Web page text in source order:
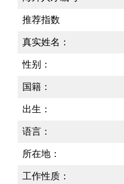
推荐指数
真实姓名：
性别：
国籍：
出生：
语言：
所在地：
工作性质：